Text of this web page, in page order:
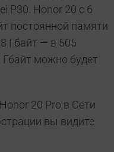
P30. Honor 20 с 6
постоянной памяти
Гбайт — в 505
можно будет
20 Pro в Сети
вы видите